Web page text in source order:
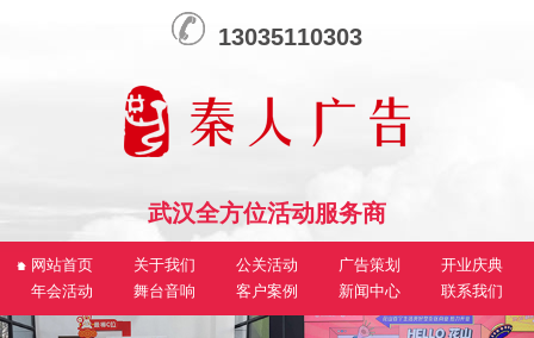
13035110303
武汉全方位活动服务商
网站首页 关于我们 公关活动 广告策划
开业庆典
年会活动
舞台音响 客户案例 新闻中心 联系我们